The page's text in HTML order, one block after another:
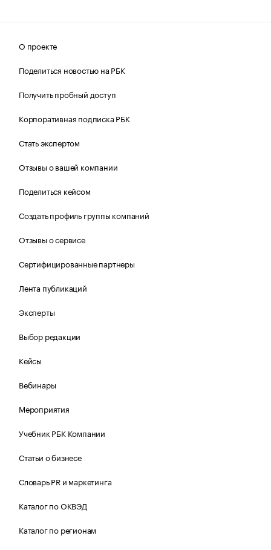
О проекте
Поделиться новостью на РБК
Получить пробный доступ
Корпоративная подписка РБК
Стать экспертом
Отзывы о вашей компании
Поделиться кейсом
Создать профиль группы компаний
Отзывы о сервисе
Сертифицированные партнеры
Лента публикаций
Эксперты
Выбор редакции
Кейсы
Вебинары
Мероприятия
Учебник РБК Компании
Статьи о бизнесе
Словарь PR и маркетинга
Каталог по ОКВЭД
Каталог по регионам